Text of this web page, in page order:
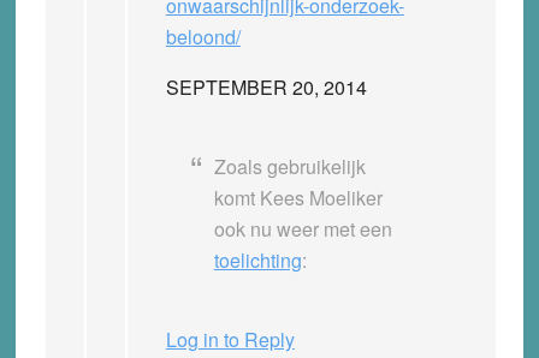
beloond/
SEPTEMBER 20, 2014
Zoals gebruikelijk
komt Kees Moeliker
ook nu weer met een
toelichting:
Log in to Reply